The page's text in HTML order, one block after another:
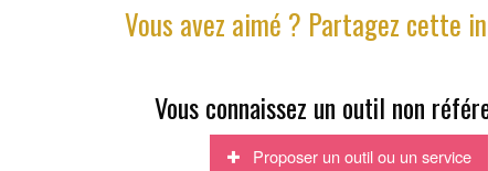
Vous avez aimé ? Partagez cette
Vous connaissez un outil non
Proposer un outil ou un service